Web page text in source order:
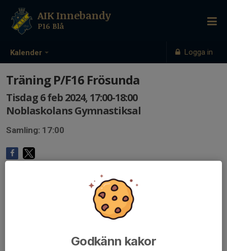
Kalender Logga in
AIK Innebandy
P16 Blå
Träning P/F16 Frösunda
Tisdag 6 feb 2024, 17:00-18:00
Noblaskolans Gymnastiksal
Samling: 17:00
Godkänn kakor